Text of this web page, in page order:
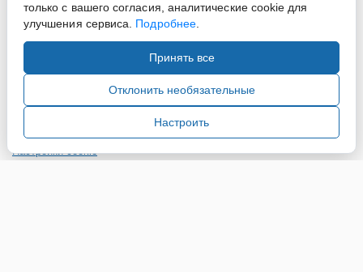
информации и материалов сайта, ссылка на источник
обязательна.
Настройки cookie
только с вашего согласия, аналитические cookie для
улучшения сервиса. Подробнее.
Принять все
Отклонить необязательные
Настроить